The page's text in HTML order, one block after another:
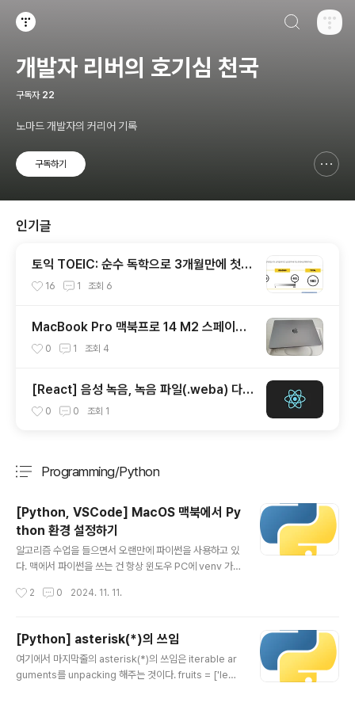
개발자 리버의 호기심 천국
구독자 22
노마드 개발자의 커리어 기록
구독하기
인기글
토익 TOEIC: 순수 독학으로 3개월만에 첫시
험 980점 받은 후기
16 1 조회 6
MacBook Pro 맥북프로 14 M2 스페이스
그레이 리뷰
0 1 조회 4
[React] 음성 녹음, 녹음 파일(.weba) 다운
로드 구현하기
0 0 조회 1
Programming/Python
[Python, VSCode] MacOS 맥북에서 Py
thon 환경 설정하기
알고리즘 수업을 들으면서 오랜만에 파이썬을 사용하고 있
다. 맥에서 파이썬을 쓰는 건 항상 윈도우 PC에 venv 가
고 VSCode 내에서 파이썬 사용 경험을 기록해보려고 한
ew install pyenv 2. 원하는 버전의 python을 설치한
다.사실 맥북에는 python2가 기본으로 설치되어 있다. 하
지만 나는 3이 필요해서 pyenv를 이용해 설치했다.pyen
2 0 2024. 11. 11.
[Python] asterisk(*)의 쓰임
여기에서 마지막줄의 asterisk(*)의 쓰임은 iterable ar
guments를 unpacking 해주는 것이다. fruits = ['lem